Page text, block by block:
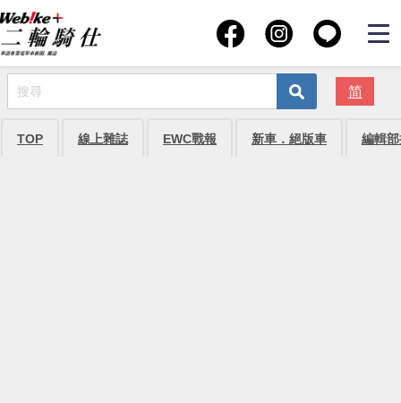
简
TOP 線上雜誌 EWC戰報 新車．絕版車 編輯